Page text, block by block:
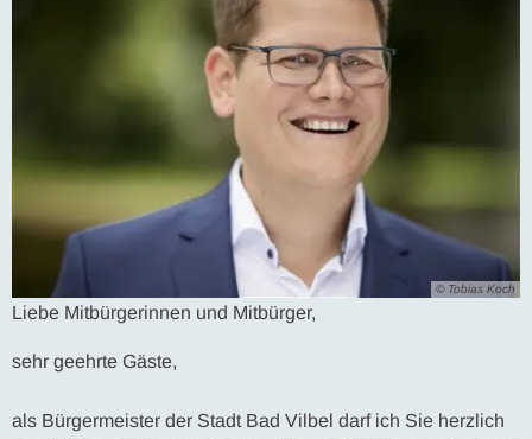
© Tobias Koch
Liebe Mitbürgerinnen und Mitbürger,
sehr geehrte Gäste,
als Bürgermeister der Stadt Bad Vilbel darf ich Sie herzlich